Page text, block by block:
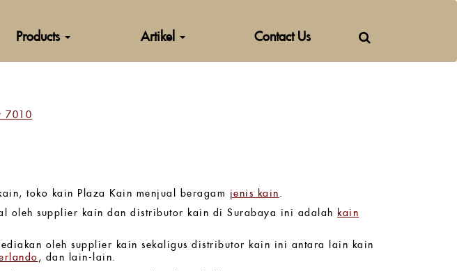
Products Artikel Contact Us
7010
toko kain Plaza Kain menjual beragam jenis kain.
oleh supplier kain dan distributor kain di Surabaya ini adalah kain
oleh supplier kain sekaligus distributor kain ini antara lain kain
, dan lain-lain.